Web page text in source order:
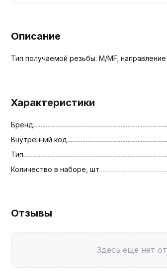
Описание
Тип получаемой резьбы: M/MF;
Характеристики
Бренд
Внутренний код
Тип
Количество в наборе, шт
Отзывы
Здесь ещё нет